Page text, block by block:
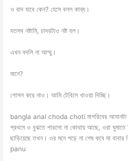
ও বাদ যাবে কেন? হেসে বলল কাব্য।
যতসব নষ্টামি, চাদরটাও নষ্ট হল।
এখন বদলি না আম্মু।
মানে?
গোসল করে নাও। আমি টেবিলে খাওয়া দিচ্ছি।
bangla anal choda choti মাগরিবের আযানটা
প্রথমে ও বুঝতে পারলো না কোথায় আছে, ওরা ঘুমাতে
ছাড়িয়েছে তখন। ওর মনে পড়ে না শেষ কবে মা
panu